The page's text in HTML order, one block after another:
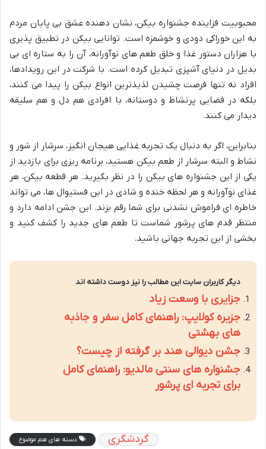
محبوبیت فزاینده جشنواره بیکن، نشان دهنده عشق بی پایان مردم
به این خوراکی دودی و خوشمزه است. توانایی بیکن در تطبیق پذیری
با هزاران دستور غذا و خلق طعم های نوآورانه، آن را به ستاره ای بی
بدیل در دنیای آشپزی تبدیل کرده است. با شرکت در این رویدادها،
افراد نه تنها فرصت چشیدن لذیذترین انواع بیکن را پیدا می کنند،
بلکه در فضایی پرنشاط و دوستانه، با افرادی هم دل و هم سلیقه
دیدار می کنند.
بنابراین، اگر به دنبال یک تجربه غذایی هیجان انگیز، سرشار از شور و
نشاط و البته سرشار از طعم بیکن هستید، برنامه ریزی برای بازدید از
یکی از این جشنواره های بیکن را در نظر بگیرید. هر قطعه بیکن، هر
غذای نوآورانه و هر لحظه خنده و شادی در این فستیوال ها، می تواند
خاطره ای فراموش نشدنی برای شما رقم بزند. این جشن ادامه دارد و
منتظر قدم های پرشور شماست تا طعم های جدید را کشف کنید و
بخشی از این تجربه جهانی باشید.
دیگر کاربران سایت این مطالب را نیز دوست داشته اند
جزایری با وسعت زیاد
جزیره کولایپ: راهنمای کامل سفر و جاذبه
های بهشتی
جشن دیوالی هند بر گرفته از چیست؟
جشنواره های سنتی مالدیو: راهنمای کامل
برای تجربه ای پرشور
دسته های هم موضوع گردشگری